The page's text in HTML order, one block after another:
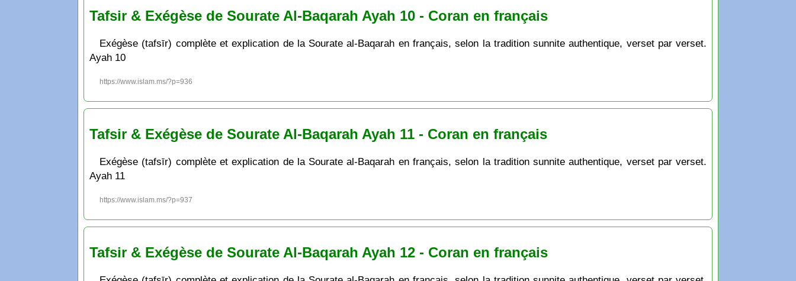
Tafsir & Exégèse de Sourate Al-Baqarah Ayah 10 - Coran en français
Exégèse (tafsīr) complète et explication de la Sourate al-Baqarah en français, selon la tradition sunnite authentique, verset par verset.
Ayah 10
https://www.islam.ms/?p=936
Tafsir & Exégèse de Sourate Al-Baqarah Ayah 11 - Coran en français
Exégèse (tafsīr) complète et explication de la Sourate al-Baqarah en français, selon la tradition sunnite authentique, verset par verset.
Ayah 11
https://www.islam.ms/?p=937
Tafsir & Exégèse de Sourate Al-Baqarah Ayah 12 - Coran en français